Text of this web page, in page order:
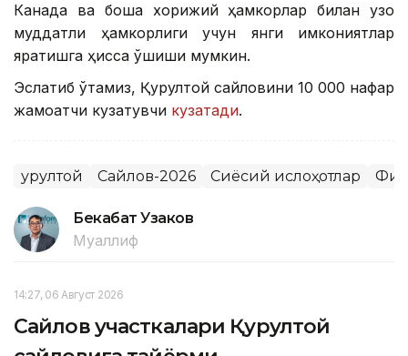
Канада ва бошқа хорижий ҳамкорлар билан узоқ
муддатли ҳамкорлиги учун янги имкониятлар
яратишга ҳисса қўшиши мумкин.
Эслатиб ўтамиз, Қурултой сайловини 10 000 нафар
жамоатчи кузатувчи кузатади.
Қурултой Сайлов-2026 Сиёсий ислоҳотлар
Бекабат Узаков
Муаллиф
14:27, 06 Август 2026
Сайлов участкалари Қурултой